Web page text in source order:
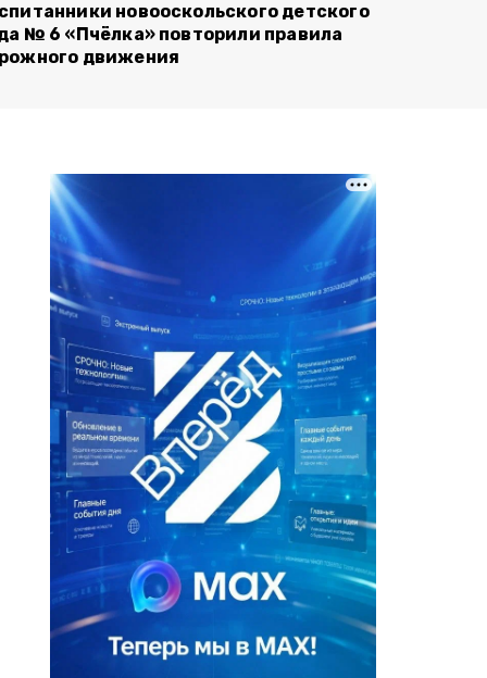
новооскольского детского
№ 6 «Пчёлка» повторили правила
движения